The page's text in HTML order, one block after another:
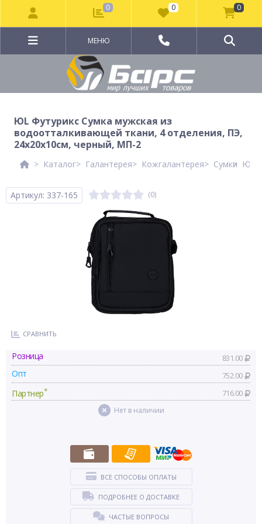
МЕНЮ
ЮL Футурикс Сумка мужская из
водоотталкивающей ткани, 4 отделения, ПЭ,
24х20х10см, черный, МП-2
Каталог Галантерея Кожгалантерея Сумки ЮL
Артикул: 337-165 (0)
СРАВНИТЬ
Розница 831.00
Опт 752.00
Партнер* 716.00
Нет в наличии
ВСЕ СПОСОБЫ ОПЛАТЫ
ПОДРОБНЕЕ О ДОСТАВКЕ
ЧАСТЫЕ ВОПРОСЫ
0 0 0